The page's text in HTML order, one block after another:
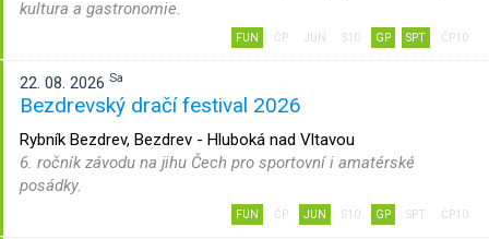
kultura a gastronomie.
FUN ČP JUN S10 GP SPT ČP10
22. 08. 2026 Sa
Bezdrevský dračí festival 2026
Rybník Bezdrev, Bezdrev - Hluboká nad Vltavou
6. ročník závodu na jihu Čech pro sportovní i amatérské
posádky.
FUN ČP JUN S10 GP SPT ČP10